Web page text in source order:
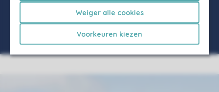
Weiger alle cookies
Voorkeuren kiezen